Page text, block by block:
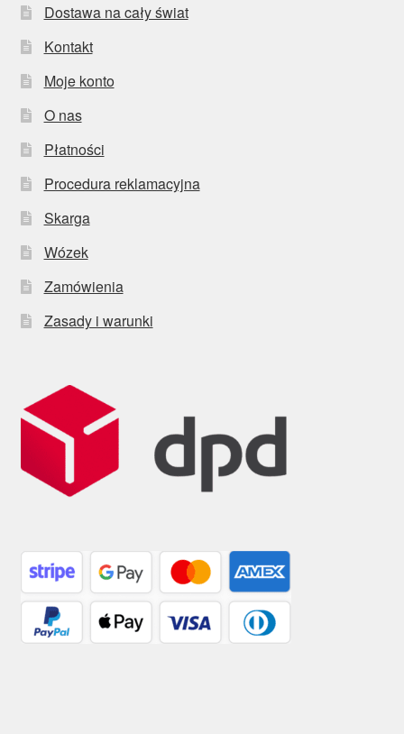
Dostawa na cały świat
Kontakt
Moje konto
O nas
Płatności
Procedura reklamacyjna
Skarga
Wózek
Zamówienia
Zasady i warunki